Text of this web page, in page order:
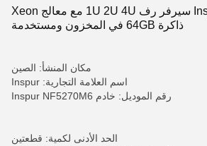
Inspur NF5270M6 سيرفر رف 1U 2U 4U مع معالج Xeon
ذاكرة 64GB في المخزون ومستخدمة
مكان المنشأ: الصين
اسم العلامة التجارية: Inspur
رقم الموديل: خادم Inspur NF5270M6
الحد الأدنى لكمية: قطعتين